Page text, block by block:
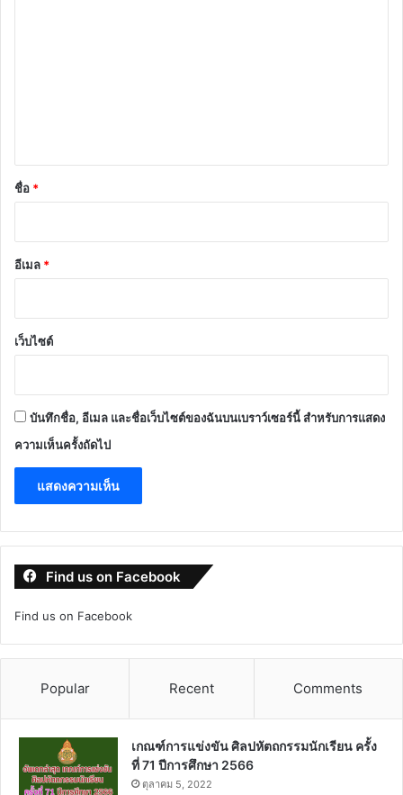
*
ชื่อ *
อีเมล *
เว็บไซต์
บันทึกชื่อ, อีเมล และชื่อเว็บไซต์ของฉันบนเบราว์เซอร์นี้ สำหรับการแสดง
ความเห็นครั้งถัดไป
Find us on Facebook
Find us on Facebook
Popular Recent Comments
เกณฑ์การแข่งขัน ศิลปหัตถกรรมนักเรียน ครั้ง
ที่ 71 ปีการศึกษา 2566
ตุลาคม 5, 2022